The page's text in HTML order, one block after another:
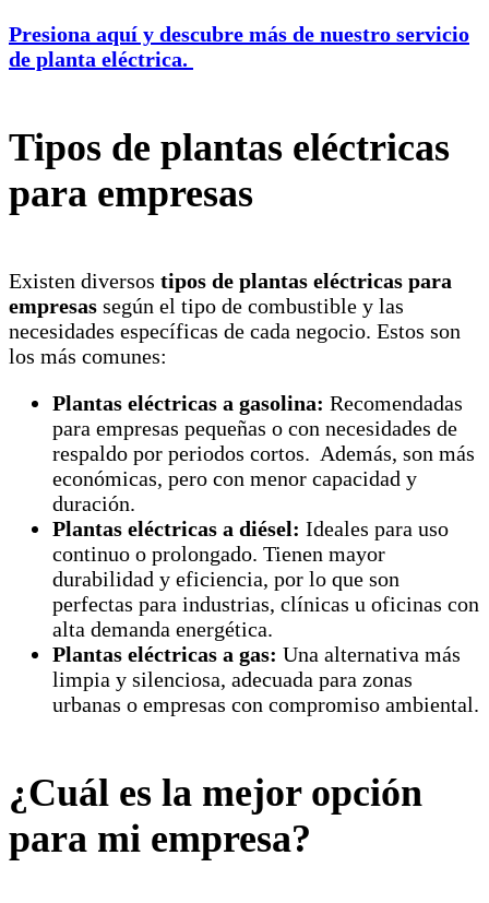
Presiona aquí y descubre más de nuestro servicio
de planta eléctrica.
Tipos de plantas eléctricas
para empresas
Existen diversos tipos de plantas eléctricas para
empresas según el tipo de combustible y las
necesidades específicas de cada negocio. Estos son
los más comunes:
Plantas eléctricas a gasolina: Recomendadas
para empresas pequeñas o con necesidades de
respaldo por periodos cortos. Además, son más
económicas, pero con menor capacidad y
duración.
Plantas eléctricas a diésel: Ideales para uso
continuo o prolongado. Tienen mayor
durabilidad y eficiencia, por lo que son
perfectas para industrias, clínicas u oficinas con
alta demanda energética.
Plantas eléctricas a gas: Una alternativa más
limpia y silenciosa, adecuada para zonas
urbanas o empresas con compromiso ambiental.
¿Cuál es la mejor opción
para mi empresa?